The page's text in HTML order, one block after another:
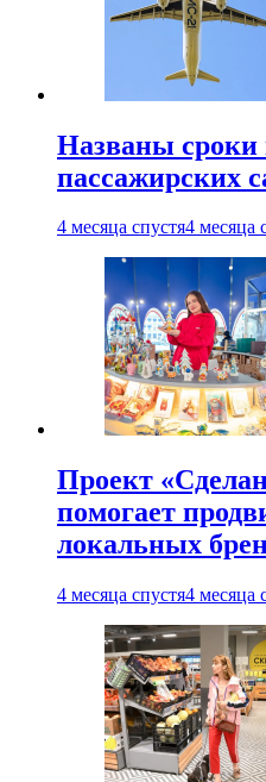
Названы сроки
пассажирских
4 месяца спустя4 месяца
Проект
помогает
локальных
4 месяца спустя4 месяца